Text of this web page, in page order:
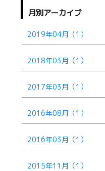
月別アーカイブ
2019年04月（1）
2018年03月（1）
2017年03月（1）
2016年08月（1）
2016年03月（1）
2015年11月（1）